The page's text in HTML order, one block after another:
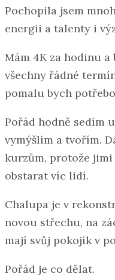
Pochopila jsem
energii a talenty i
Mám 4K za hodinu
všechny řádné
pomalu bych
Pořád hodně sedím
vymýšlím a tvořím.
kurzům, protože jimi
obstarat víc lidí.
Chalupa je v
novou střechu, na
mají svůj pokojík v
Pořád je co dělat.